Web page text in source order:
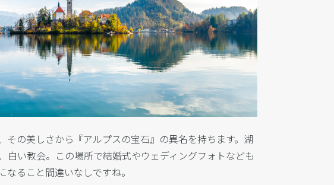
その美しさから『アルプスの宝石』の異名を持ちます。 湖
白い教会。 この場所で結婚式やウェディングフォトなども
ること間違いなしですね。